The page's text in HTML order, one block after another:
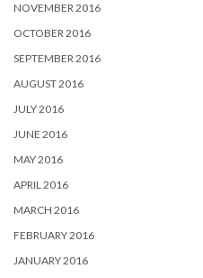
NOVEMBER 2016
OCTOBER 2016
SEPTEMBER 2016
AUGUST 2016
JULY 2016
JUNE 2016
MAY 2016
APRIL 2016
MARCH 2016
FEBRUARY 2016
JANUARY 2016